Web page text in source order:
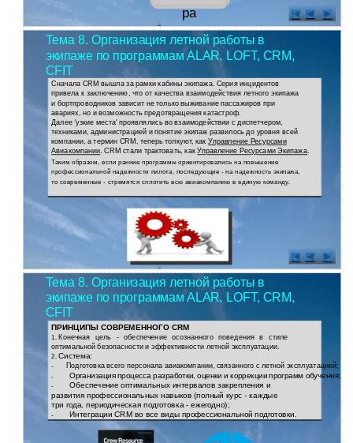
ра
Тема 8. Организация летной работы в
экипаже по программам ALAR, LOFT, CRM,
CFIT
Сначала CRM вышла за рамки кабины экипажа. Серия инцидентов
привела к заключению, что от качества взаимодействия летного экипажа
и бортпроводников зависит не только выживание пассажиров при
авариях, но и возможность предотвращения катастроф.
Далее 'узкие места' проявлялись во взаимодействии с диспетчером,
техниками, администрацией и понятие экипаж развилось до уровня всей
компании, а термин CRM, теперь толкуют, какУправление Ресурсами
Авиакомпании. CRM стали трактовать, какУправление Ресурсами Экипажа.
Таким образом, если ранние программы ориентировались на повышение
профессиональной надежности пилота, последующие - на надежность экипажа,
то современные - стремятся сплотить всю авиакомпанию в единую команду.
Тема 8. Организация летной работы в
экипаже по программам ALAR, LOFT, CRM,
CFIT
ПРИНЦИПЫ СОВРЕМЕННОГО CRM
1.
Конечная цель - обеспечение осознанного поведения в стиле
оптимальной безопасности и эффективности летной эксплуатации.
2. Система:
- Подготовка всего персонала авиакомпании, связанного с летной эксплуатацией;
- Организация процесса разработки, оценки и коррекции программ обучения;
-
Обеспечение оптимальных интервалов закрепления и
развития профессиональных навыков (полный курс - каждые
три года, периодическая подготовка - ежегодно);
- Интеграции CRM во все виды профессиональной подготовки.